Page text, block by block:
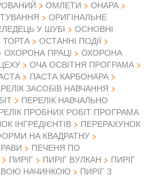
ОМЛЕТИ
ОНАРА
ОРИГІНАЛЬНЕ
У ШУБІ
ОСНОВНІ
ТОРТА
ОСТАННІ ПОДІЇ
ОХОРОНА ПРАЦІ
ОХОРОНА
ОЧА ОСВІТНЯ ПРОГРАМА
ПАСТА КАРБОНАРА
ЗАСОБІВ НАВЧАННЯ
ПЕРЕЛІК НАВЧАЛЬНО
ПРОБНИХ РОБІТ ПРОГРАМА
ІНГРЕДІЄНТІВ
ПЕРЕРАХУНОК
НА КВАДРАТНУ
ПЕЧЕНЯ ПО
ПИРІГ ПИРІГ ВУЛКАН
ПИРІГ
НАЧИНКОЮ
ПИРІГ З